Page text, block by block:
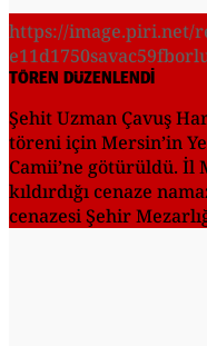
https://image.piri.net/
TÖREN DÜZENLENDİ
Şehit Uzman Çavuş
töreni için Mersin’in
Camii’ne götürüldü. İl
kıldırdığı cenaze
cenazesi Şehir